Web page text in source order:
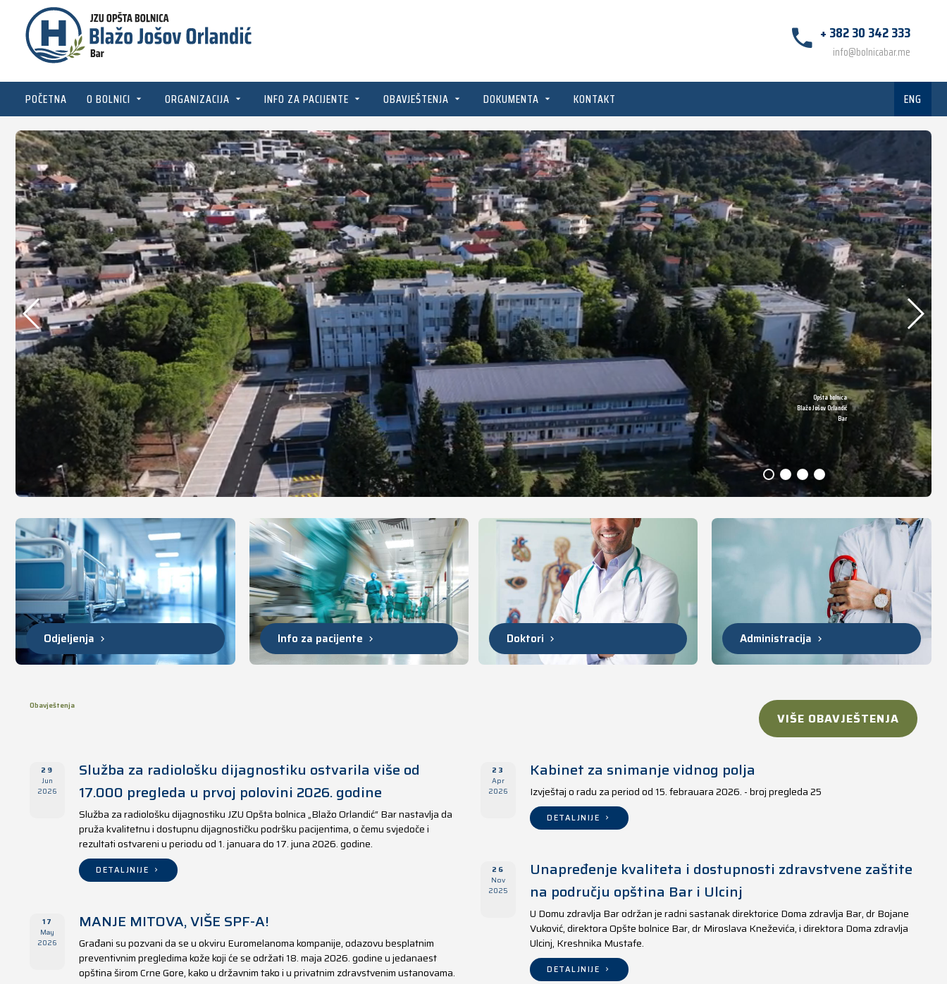
+ 382 30 342 333
info@bolnicabar.me
POČETNA O BOLNICI ORGANIZACIJA INFO ZA PACIJENTE OBAVJEŠTENJA DOKUMENTA KONTAKT ENG
Opšta bolnica
Blažo Jošov Orlandić
Bar
Odjeljenja
DETALJNIJE
Info za pacijente
DETALJNIJE
Doktori
DETALJNIJE
Administracija
DETALJNIJE
Obavještenja
VIŠE OBAVJEŠTENJA
29
Jun
2026
Služba za radiološku dijagnostiku ostvarila više od
17.000 pregleda u prvoj polovini 2026. godine
Služba za radiološku dijagnostiku JZU Opšta bolnica „Blažo Orlandić“ Bar nastavlja da
pruža kvalitetnu i dostupnu dijagnostičku podršku pacijentima, o čemu svjedoče i
rezultati ostvareni u periodu od 1. januara do 17. juna 2026. godine.
DETALJNIJE
17
May
2026
MANJE MITOVA, VIŠE SPF-A!
Građani su pozvani da se u okviru Euromelanoma kompanije, odazovu besplatnim
preventivnim pregledima kože koji će se održati 18. maja 2026. godine u jedanaest
opština širom Crne Gore, kako u državnim tako i u privatnim zdravstvenim ustanovama.
23
Apr
2026
Kabinet za snimanje vidnog polja
Izvještaj o radu za period od 15. febrauara 2026. - broj pregleda 25
DETALJNIJE
26
Nov
2025
Unapređenje kvaliteta i dostupnosti zdravstvene zaštite
na području opština Bar i Ulcinj
U Domu zdravlja Bar održan je radni sastanak direktorice Doma zdravlja Bar, dr Bojane
Vuković, direktora Opšte bolnice Bar, dr Miroslava Kneževića, i direktora Doma zdravlja
Ulcinj, Kreshnika Mustafe.
DETALJNIJE